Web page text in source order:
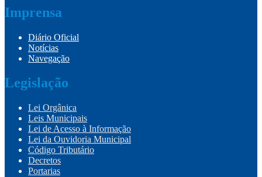
Imprensa
Diário Oficial
Notícias
Navegação
Legislação
Lei Orgânica
Leis Municipais
Lei de Acesso à Informação
Lei da Ouvidoria Municipal
Código Tributário
Decretos
Portarias